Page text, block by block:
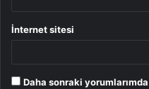
İnternet sitesi
Daha sonraki